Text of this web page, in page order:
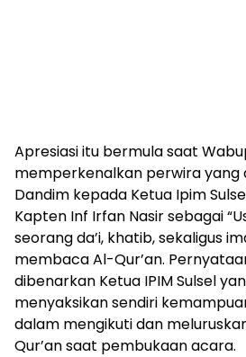
Apresiasi itu bermula saat
memperkenalkan perwira yang
Dandim kepada Ketua Ipim
Kapten Inf Irfan Nasir sebagai
seorang da’i, khatib, sekaligus
membaca Al-Qur’an.
dibenarkan Ketua IPIM Sulsel
menyaksikan sendiri
dalam mengikuti dan
Qur’an saat pembukaan acara.